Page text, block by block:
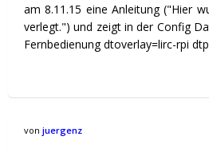
am 8.11.15 eine Anleitung ("Hier
verlegt.") und zeigt in der Config
Fernbedienung dtoverlay=lirc-rpi
von juergenz